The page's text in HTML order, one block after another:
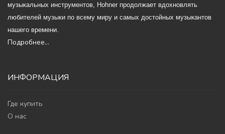
музыкальных инструментов, Hohner продолжает вдохновлять
любителей музыки по всему миру и самых достойных музыкантов
нашего времени.
Подробнее...
ИНФОРМАЦИЯ
Где купить
О нас